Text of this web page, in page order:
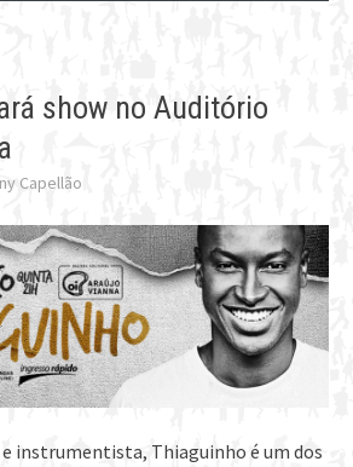
show no Auditório
Capellão
instrumentista, Thiaguinho é um dos